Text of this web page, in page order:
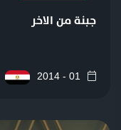
جبنة من الاخر
01 - 2014